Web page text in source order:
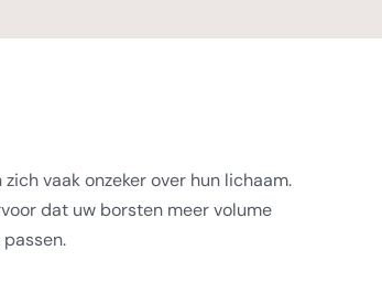
vaak onzeker over hun lichaam.
dat uw borsten meer volume